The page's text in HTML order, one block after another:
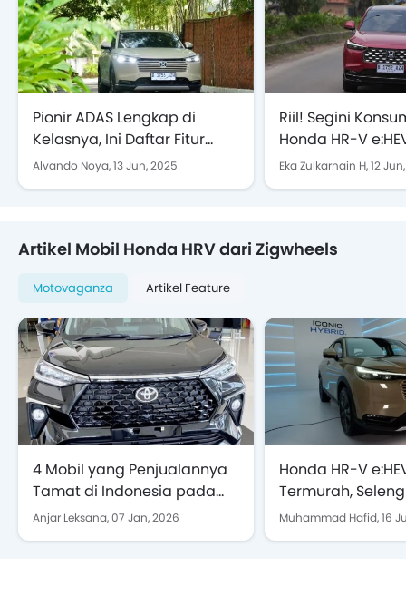
Pionir ADAS Lengkap di
Kelasnya, Ini Daftar Fitur
Honda Sensing di New HR-V
Alvando Noya,13 Jun, 2025
Riil! Segini
Honda HR-V
Jakarta - Anyer
Eka Zulkarnain H,12
Artikel Mobil Honda HRV dari Zigwheels
Motovaganza Artikel Feature
4 Mobil yang Penjualannya
Tamat di Indonesia pada
2025
Anjar Leksana,07 Jan, 2026
Honda HR-V
Termurah,
Muhammad Hafid,16